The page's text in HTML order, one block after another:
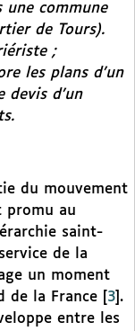
une commune
de Tours).
;
les plans d’un
devis d’un
du mouvement
promu au
saint-
de la
un moment
de la France
3 .
entre les